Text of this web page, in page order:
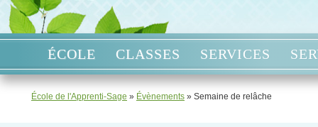
ÉCOLE CLASSES SERVICES
École de l'Apprenti-Sage » Évènements » Semaine de relâche